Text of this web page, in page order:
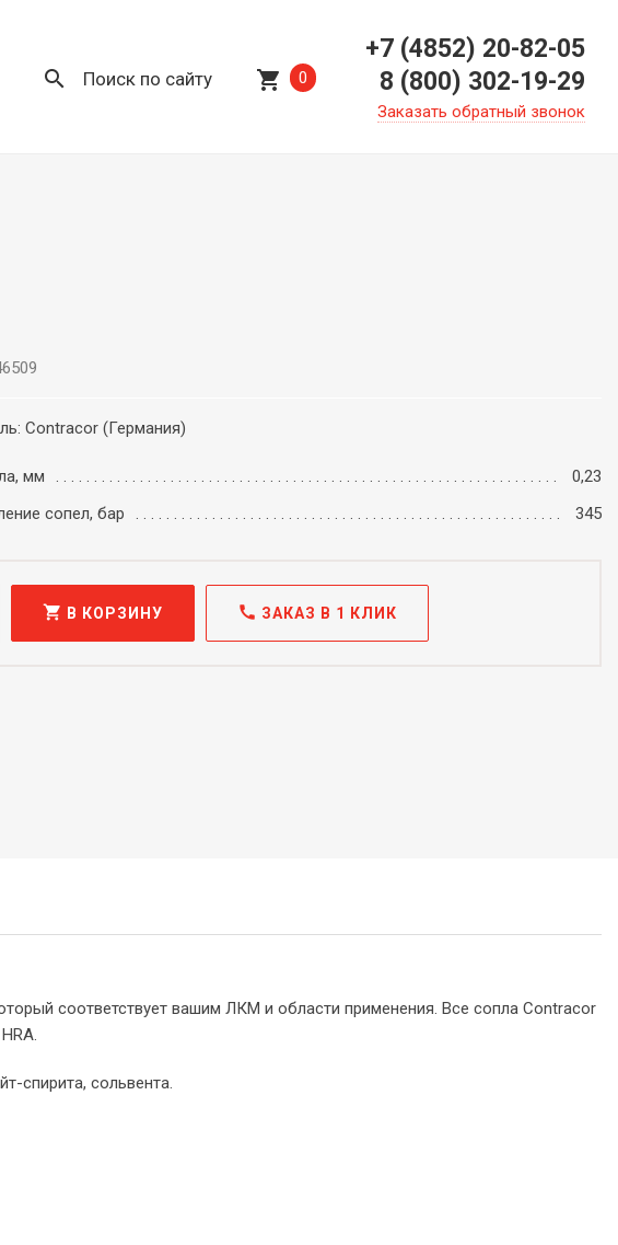
search Поиск по сайту shopping_cart 0
+7 (4852) 20-82-05
8 (800) 302-19-29
Заказать обратный звонок
Contracor (Германия)
мм
0,23
сопел, бар
345
shopping_cart В КОРЗИНУ call ЗАКАЗ В 1 КЛИК
соответствует вашим ЛКМ и области применения. Все сопла Contracor
спирита, сольвента.